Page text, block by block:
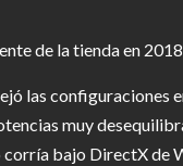
de la tienda en
las configuraciones
muy
corría bajo DirectX